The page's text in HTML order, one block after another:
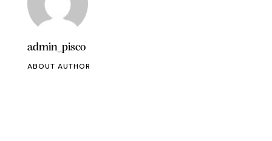
admin_pisco
ABOUT AUTHOR